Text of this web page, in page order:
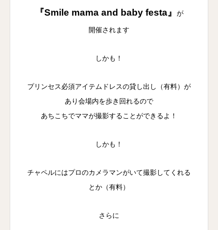
『Smile mama and baby festa』 が
開催されます
しかも！
プリンセス必須アイテムドレスの貸し出し（有料）が
あり会場内を歩き回れるので
あちこちでママが撮影することができるよ！
しかも！
チャペルにはプロのカメラマンがいて撮影してくれる
とか（有料）
さらに